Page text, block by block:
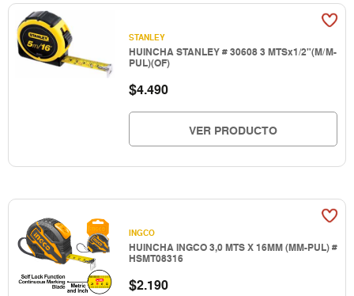
STANLEY
HUINCHA STANLEY # 30608 3 MTSx1/2"(M/M-
PUL)(OF)
$4.490
VER PRODUCTO
INGCO
HUINCHA INGCO 3,0 MTS X 16MM (MM-PUL) #
HSMT08316
$2.190